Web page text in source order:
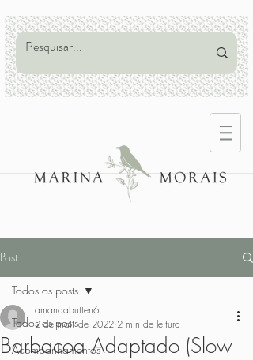
Post
Todos os posts
Acompanhamentos
Todos os posts
Barbacoa Adaptado (Slow
amandabutten6
2 de mai. de 2022 2 min de leitura